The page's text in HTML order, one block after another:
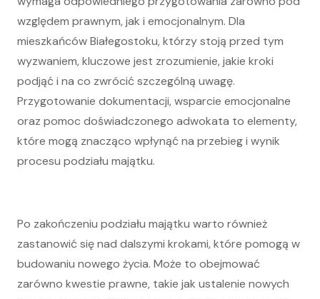
względem prawnym, jak i emocjonalnym. Dla
mieszkańców Białegostoku, którzy stoją przed tym
wyzwaniem, kluczowe jest zrozumienie, jakie kroki
podjąć i na co zwrócić szczególną uwagę.
Przygotowanie dokumentacji, wsparcie emocjonalne
oraz pomoc doświadczonego adwokata to elementy,
które mogą znacząco wpłynąć na przebieg i wynik
procesu podziału majątku.
Po zakończeniu podziału majątku warto również
zastanowić się nad dalszymi krokami, które pomogą w
budowaniu nowego życia. Może to obejmować
zarówno kwestie prawne, takie jak ustalenie nowych